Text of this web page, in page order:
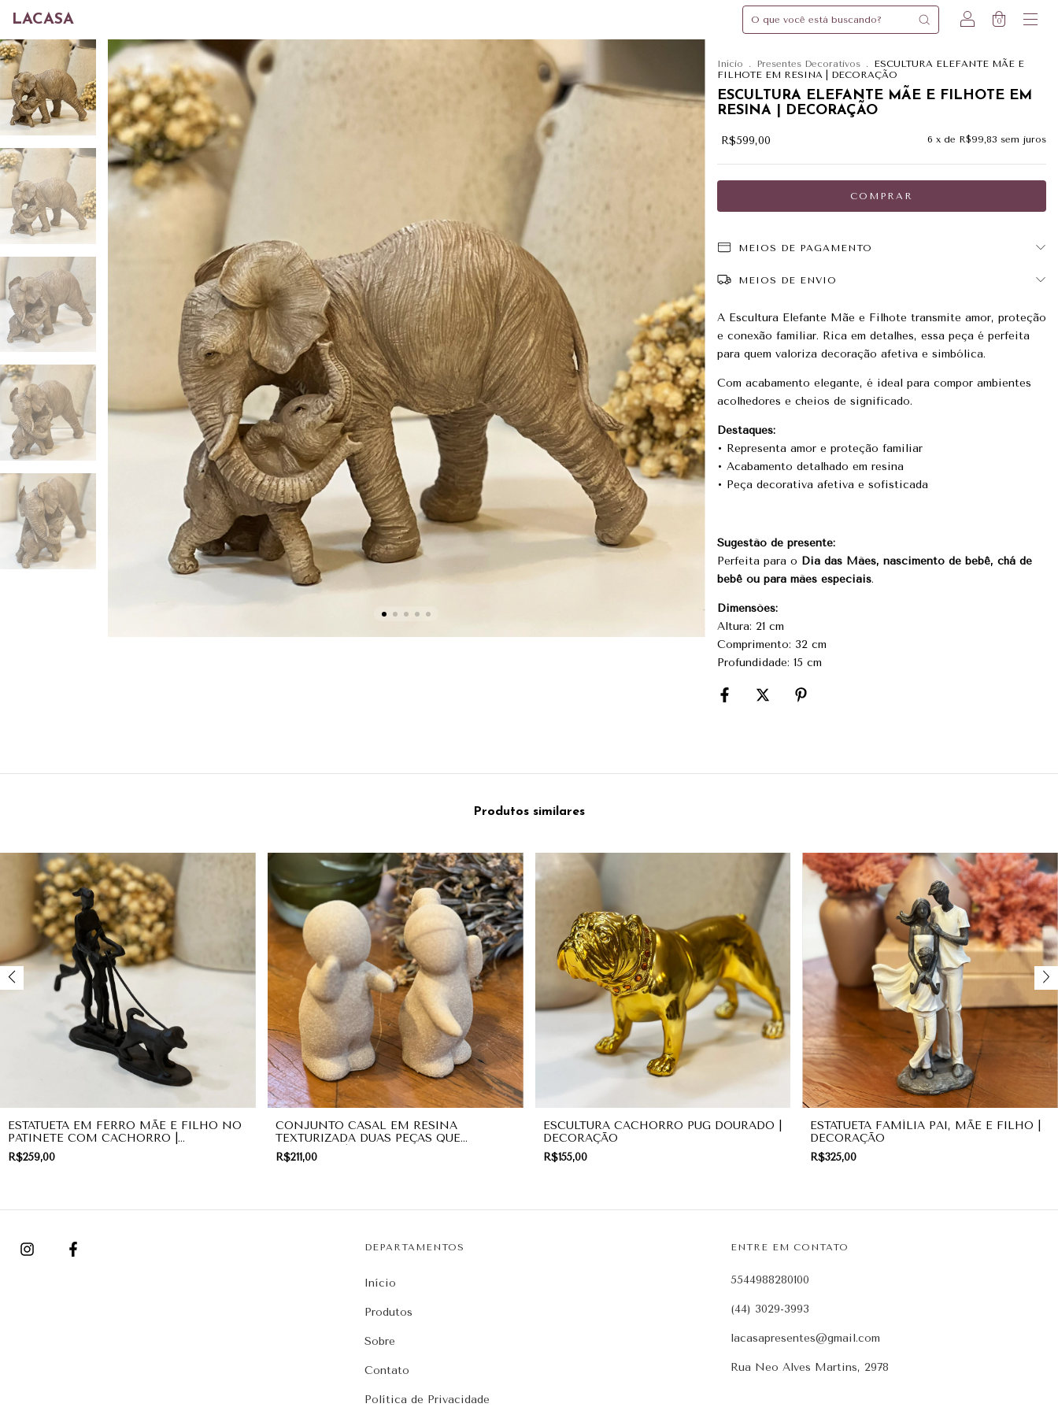
LACASA 0
Início . Presentes Decorativos .
ESCULTURA ELEFANTE MÃE E
FILHOTE EM RESINA | DECORAÇÃO
ESCULTURA ELEFANTE MÃE E FILHOTE EM
RESINA | DECORAÇÃO
R$599,00 6 x de R$99,83 sem juros
MEIOS DE PAGAMENTO
MEIOS DE ENVIO
A Escultura Elefante Mãe e Filhote transmite amor, proteção
e conexão familiar. Rica em detalhes, essa peça é perfeita
para quem valoriza decoração afetiva e simbólica.
Com acabamento elegante, é ideal para compor ambientes
acolhedores e cheios de significado.
Destaques:
• Representa amor e proteção familiar
• Acabamento detalhado em resina
• Peça decorativa afetiva e sofisticada
Sugestão de presente:
Perfeita para o Dia das Mães, nascimento de bebê, chá de
bebê ou para mães especiais.
Dimensões:
Altura: 21 cm
Comprimento: 32 cm
Profundidade: 15 cm
Produtos similares
ESTATUETA EM FERRO MÃE E FILHO NO
PATINETE COM CACHORRO |
DECORAÇÃO
R$259,00
CONJUNTO CASAL EM RESINA
TEXTURIZADA DUAS PEÇAS QUE
ENCAIXAM | DECORAÇÃO
R$211,00
ESCULTURA CACHORRO PUG DOURADO |
DECORAÇÃO
R$155,00
ESTATUETA FAMÍLIA PAI, MÃE E FILHO |
DECORAÇÃO
R$325,00
DEPARTAMENTOS
Início
Produtos
Sobre
Contato
Política de Privacidade
ENTRE EM CONTATO
5544988280100
(44) 3029-3993
lacasapresentes@gmail.com
Rua Neo Alves Martins, 2978